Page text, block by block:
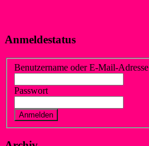
Anmeldestatus
Benutzername oder E-Mail-Adresse
Passwort